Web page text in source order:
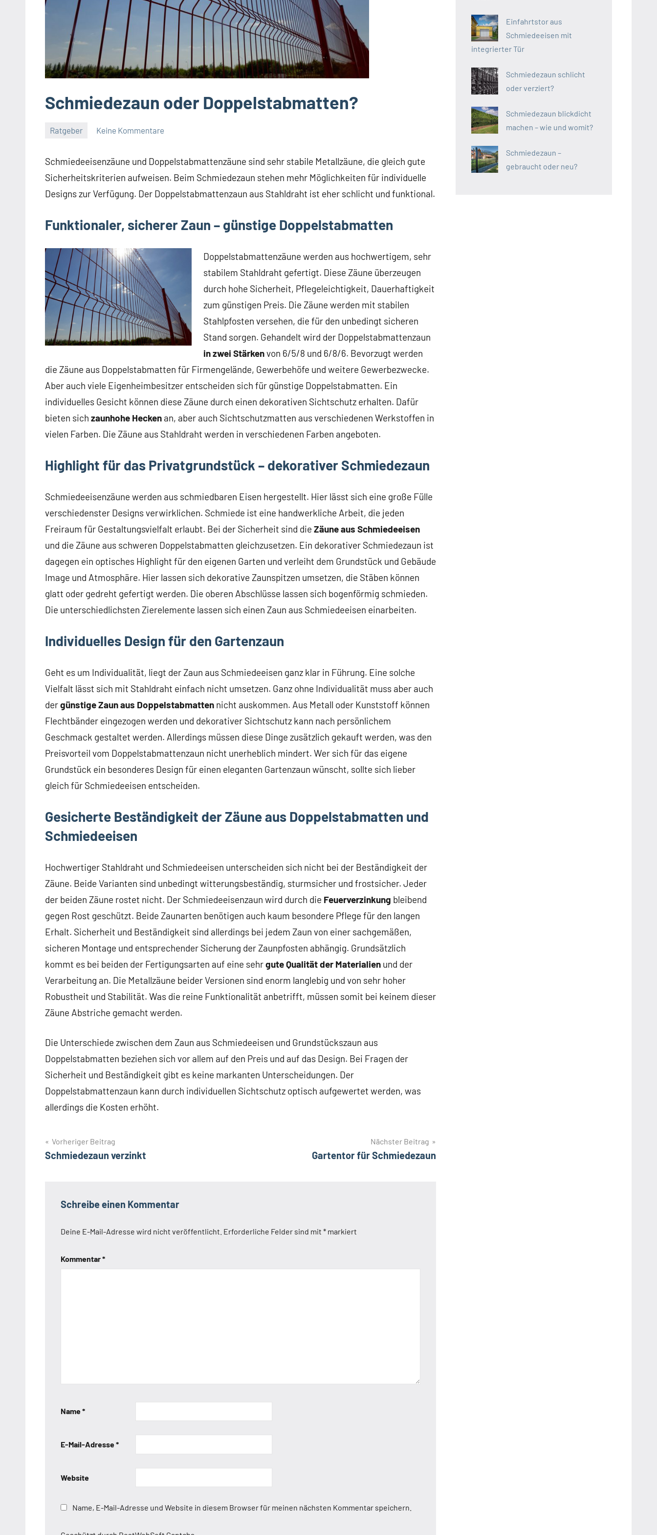
Schmiedezaun oder Doppelstabmatten?
Ratgeber
Dezember
2017
germedia
Keine Kommentare
Schmiedeeisenzäune und Doppelstabmattenzäune sind sehr stabile Metallzäune, die gleich gute
Sicherheitskriterien aufweisen. Beim Schmiedezaun stehen mehr Möglichkeiten für individuelle
Designs zur Verfügung. Der Doppelstabmattenzaun aus Stahldraht ist eher schlicht und funktional.
Funktionaler, sicherer Zaun – günstige Doppelstabmatten
Doppelstabmattenzäune werden aus hochwertigem, sehr
stabilem Stahldraht gefertigt. Diese Zäune überzeugen
durch hohe Sicherheit, Pflegeleichtigkeit, Dauerhaftigkeit
zum günstigen Preis. Die Zäune werden mit stabilen
Stahlpfosten versehen, die für den unbedingt sicheren
Stand sorgen. Gehandelt wird der Doppelstabmattenzaun
in zwei Stärkenvon 6/5/8 und 6/8/6. Bevorzugt werden
die Zäune aus Doppelstabmatten für Firmengelände, Gewerbehöfe und weitere Gewerbezwecke.
Aber auch viele Eigenheimbesitzer entscheiden sich für günstige Doppelstabmatten. Ein
individuelles Gesicht können diese Zäune durch einen dekorativen Sichtschutz erhalten. Dafür
bieten sich zaunhohe Hecken an, aber auch Sichtschutzmatten aus verschiedenen Werkstoffen in
vielen Farben. Die Zäune aus Stahldraht werden in verschiedenen Farben angeboten.
Highlight für das Privatgrundstück – dekorativer Schmiedezaun
Schmiedeeisenzäune werden aus schmiedbaren Eisen hergestellt. Hier lässt sich eine große Fülle
verschiedenster Designs verwirklichen. Schmiede ist eine handwerkliche Arbeit, die jeden
Freiraum für Gestaltungsvielfalt erlaubt. Bei der Sicherheit sind die Zäune aus Schmiedeeisen
und die Zäune aus schweren Doppelstabmatten gleichzusetzen. Ein dekorativer Schmiedezaun ist
dagegen ein optisches Highlight für den eigenen Garten und verleiht dem Grundstück und Gebäude
Image und Atmosphäre. Hier lassen sich dekorative Zaunspitzen umsetzen, die Stäben können
glatt oder gedreht gefertigt werden. Die oberen Abschlüsse lassen sich bogenförmig schmieden.
Die unterschiedlichsten Zierelemente lassen sich einen Zaun aus Schmiedeeisen einarbeiten.
Individuelles Design für den Gartenzaun
Geht es um Individualität, liegt der Zaun aus Schmiedeeisen ganz klar in Führung. Eine solche
Vielfalt lässt sich mit Stahldraht einfach nicht umsetzen. Ganz ohne Individualität muss aber auch
dergünstige Zaun aus Doppelstabmatten nicht auskommen. Aus Metall oder Kunststoff können
Flechtbänder eingezogen werden und dekorativer Sichtschutz kann nach persönlichem
Geschmack gestaltet werden. Allerdings müssen diese Dinge zusätzlich gekauft werden, was den
Preisvorteil vom Doppelstabmattenzaun nicht unerheblich mindert. Wer sich für das eigene
Grundstück ein besonderes Design für einen eleganten Gartenzaun wünscht, sollte sich lieber
gleich für Schmiedeeisen entscheiden.
Gesicherte Beständigkeit der Zäune aus Doppelstabmatten und
Schmiedeeisen
Hochwertiger Stahldraht und Schmiedeeisen unterscheiden sich nicht bei der Beständigkeit der
Zäune. Beide Varianten sind unbedingt witterungsbeständig, sturmsicher und frostsicher. Jeder
der beiden Zäune rostet nicht. Der Schmiedeeisenzaun wird durch die Feuerverzinkung bleibend
gegen Rost geschützt. Beide Zaunarten benötigen auch kaum besondere Pflege für den langen
Erhalt. Sicherheit und Beständigkeit sind allerdings bei jedem Zaun von einer sachgemäßen,
sicheren Montage und entsprechender Sicherung der Zaunpfosten abhängig. Grundsätzlich
kommt es bei beiden der Fertigungsarten auf eine sehrgute Qualität der Materialien und der
Verarbeitung an. Die Metallzäune beider Versionen sind enorm langlebig und von sehr hoher
Robustheit und Stabilität. Was die reine Funktionalität anbetrifft, müssen somit bei keinem dieser
Zäune Abstriche gemacht werden.
Die Unterschiede zwischen dem Zaun aus Schmiedeeisen und Grundstückszaun aus
Doppelstabmatten beziehen sich vor allem auf den Preis und auf das Design. Bei Fragen der
Sicherheit und Beständigkeit gibt es keine markanten Unterscheidungen. Der
Doppelstabmattenzaun kann durch individuellen Sichtschutz optisch aufgewertet werden, was
allerdings die Kosten erhöht.
Schlagwörter
6/5/8
Feuerverzinkung
Zäune aus
Beitragsnavigation
Vorheriger Beitrag
Schmiedezaun verzinkt
Nächster Beitrag
Gartentor für Schmiedezaun
Schreibe einen Kommentar
Deine E-Mail-Adresse wird nicht veröffentlicht. Erforderliche Felder sind mit * markiert
Kommentar*
Name*
E-Mail-Adresse*
Website
Name, E-Mail-Adresse und Website in diesem Browser für meinen nächsten Kommentar speichern.
Einfahrtstor aus
Schmiedeeisen mit
integrierter Tür
Schmiedezaun schlicht
oder verziert?
Schmiedezaun blickdicht
machen – wie und womit?
Schmiedezaun –
gebraucht oder neu?